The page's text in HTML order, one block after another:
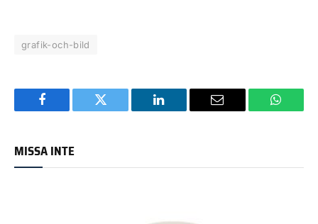
grafik-och-bild
Facebook Twitter LinkedIn Email
MISSA INTE